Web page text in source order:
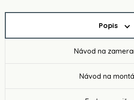
Popis
Návod na
Návod na